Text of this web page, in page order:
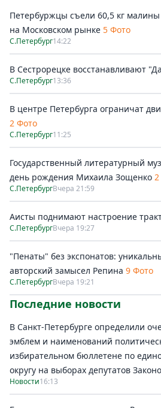
Петербуржцы съели 60,5 кг
на Московском рынке 5 Фото
С.Петербург14:22
В Сестрорецке восстанавливают
С.Петербург13:36
В центре Петербурга ограничат
2 Фото
С.Петербург11:25
Государственный литературный
день рождения Михаила Зощенко
С.ПетербургВчера 21:59
Аисты поднимают настроение
С.ПетербургВчера 19:27
"Пенаты" без экспонатов:
авторский замысел Репина 9 Фото
С.ПетербургВчера 19:21
Последние новости
В Санкт-Петербурге определили
эмблем и наименований
избирательном бюллетене по
округу на выборах депутатов
Новости16:13